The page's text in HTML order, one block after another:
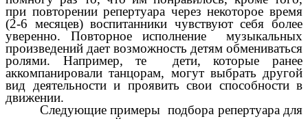
при повторении репертуара через некоторое время
(2-6 месяцев) воспитанники чувствуют себя более
уверенно. Повторное исполнение музыкальных
произведений дает возможность детям обмениваться
ролями. Например, те дети, которые ранее
аккомпанировали танцорам, могут выбрать другой
вид деятельности и проявить свои способности в
движении.
Следующие примеры подбора репертуара для